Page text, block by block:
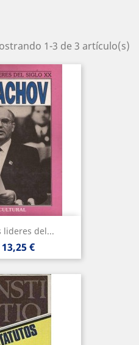
1-3 de 3 artículo(s)
lideres del...
Precio
13,25 €